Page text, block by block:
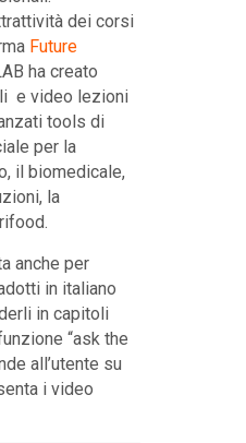
dei corsi
Future
ha creato
e video lezioni
tools di
per la
il biomedicale,
la
anche per
in italiano
in capitoli
“ask the
all’utente su
i video